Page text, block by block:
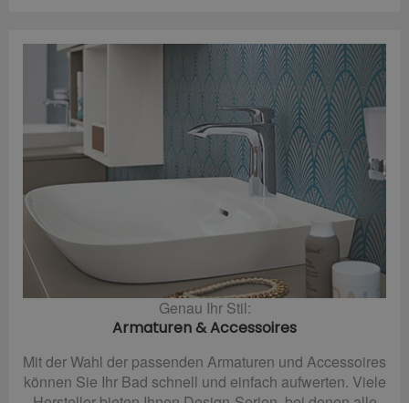
Genau Ihr Stil:
Armaturen & Accessoires
Mit der Wahl der passenden Armaturen und Accessoires
können Sie Ihr Bad schnell und einfach aufwerten. Viele